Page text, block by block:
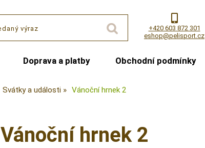
+420 603 872 301
eshop@pelisport.cz
Doprava a platby Obchodní podmínky
Svátky a události Vánoční hrnek 2
Vánoční hrnek 2